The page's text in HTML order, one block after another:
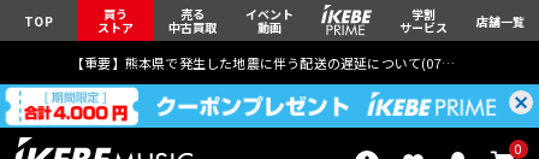
TOP 買う
ストア
売る
中古買取
イベント
動画
学割
サービス 店舗一覧
【重要】熊本県で発生した地震に伴う配送の遅延について(07月29日
0